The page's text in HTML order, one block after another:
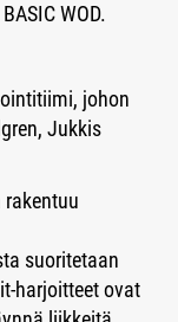
WOD.
johon
Jukkis
suoritetaan
harjoitteet ovat